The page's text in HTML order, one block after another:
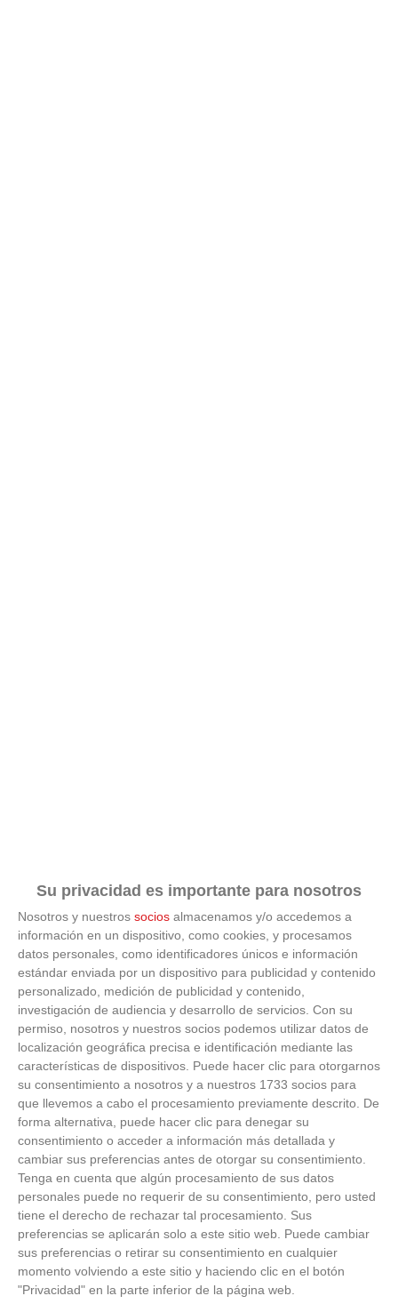
Su privacidad es importante para nosotros
Nosotros y nuestros socios almacenamos y/o accedemos a
información en un dispositivo, como cookies, y procesamos
datos personales, como identificadores únicos e información
estándar enviada por un dispositivo para publicidad y contenido
personalizado, medición de publicidad y contenido,
investigación de audiencia y desarrollo de servicios. Con su
permiso, nosotros y nuestros socios podemos utilizar datos de
localización geográfica precisa e identificación mediante las
características de dispositivos. Puede hacer clic para otorgarnos
su consentimiento a nosotros y a nuestros 1733 socios para
que llevemos a cabo el procesamiento previamente descrito. De
forma alternativa, puede hacer clic para denegar su
consentimiento o acceder a información más detallada y
cambiar sus preferencias antes de otorgar su consentimiento.
Tenga en cuenta que algún procesamiento de sus datos
personales puede no requerir de su consentimiento, pero usted
tiene el derecho de rechazar tal procesamiento. Sus
preferencias se aplicarán solo a este sitio web. Puede cambiar
sus preferencias o retirar su consentimiento en cualquier
momento volviendo a este sitio y haciendo clic en el botón
"Privacidad" en la parte inferior de la página web.